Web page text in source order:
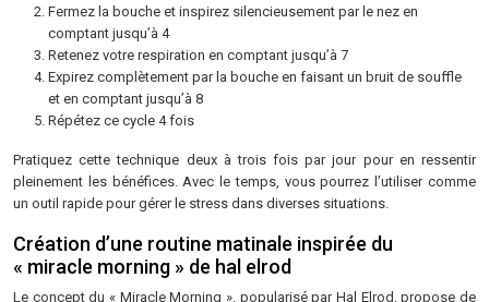
Fermez la bouche et inspirez silencieusement par le nez en
comptant jusqu’à 4
Retenez votre respiration en comptant jusqu’à 7
Expirez complètement par la bouche en faisant un bruit de souffle
et en comptant jusqu’à 8
Répétez ce cycle 4 fois
Pratiquez cette technique deux à trois fois par jour pour en ressentir
pleinement les bénéfices. Avec le temps, vous pourrez l’utiliser comme
un outil rapide pour gérer le stress dans diverses situations.
Création d’une routine matinale inspirée du
« miracle morning » de hal elrod
Le concept du « Miracle Morning », popularisé par Hal Elrod, propose de